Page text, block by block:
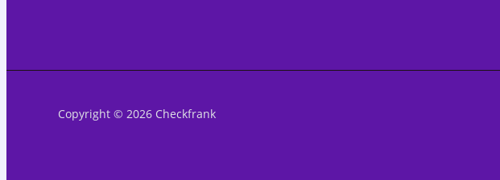
Copyright © 2026 Checkfrank